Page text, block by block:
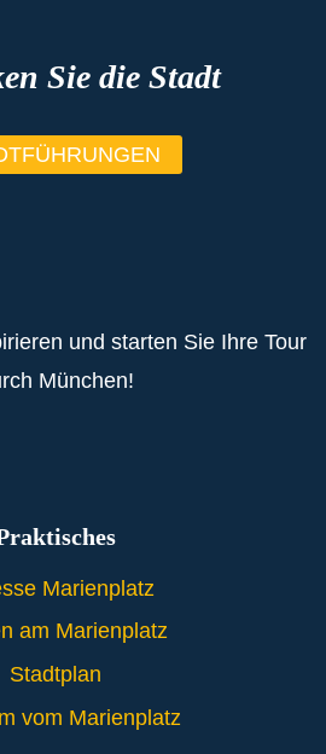
Sie die Stadt
und starten Sie Ihre Tour
München!
Marienplatz
am Marienplatz
Stadtplan
vom Marienplatz